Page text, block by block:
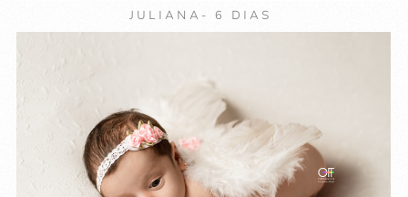
JULIANA- 6 DIAS